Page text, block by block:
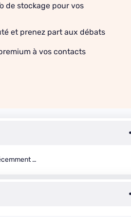
de stockage pour vos
et prenez part aux débats
à vos contacts
…